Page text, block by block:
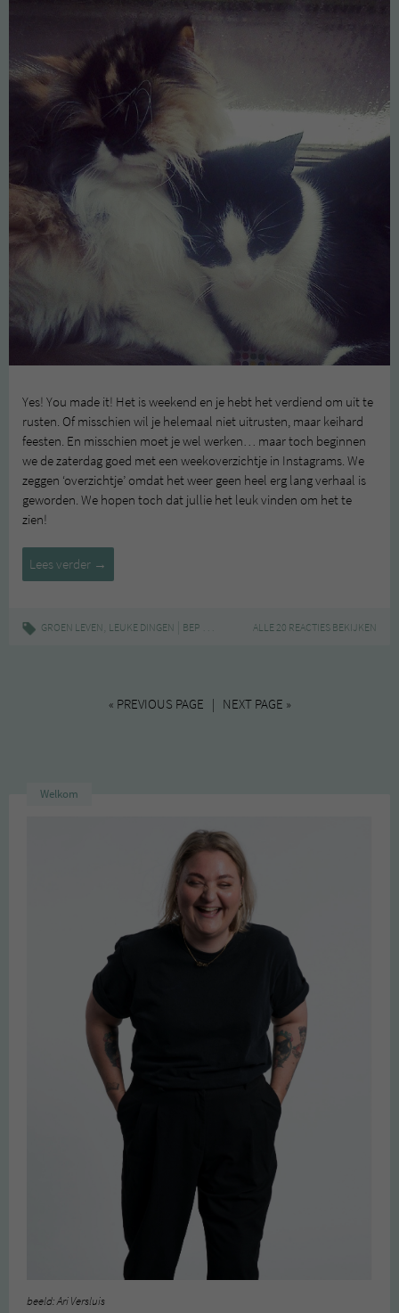
Yes! You made it! Het is weekend en je hebt het verdiend om uit te
rusten. Of misschien wil je helemaal niet uitrusten, maar keihard
feesten. En misschien moet je wel werken… maar toch beginnen
we de zaterdag goed met een weekoverzichtje in Instagrams. We
zeggen ‘overzichtje’ omdat het weer geen heel erg lang verhaal is
geworden. We hopen toch dat jullie het leuk vinden om het te
zien!
Lees verder De
Groene
op
→
GROEN LEVEN, LEUKE DINGEN BEP EN POP FOODPOST,GROEN ETEN,
ALLE 20 REACTIES BEKIJKEN
« PREVIOUS PAGE | NEXT PAGE »
Welkom
beeld: Ari Versluis